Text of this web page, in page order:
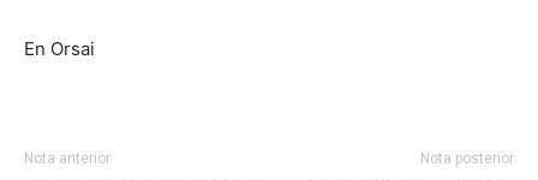
En Orsai
Nota anterior Nota posterior